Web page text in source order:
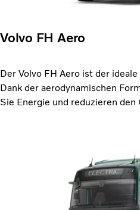
Volvo FH Aero
Der Volvo FH Aero ist der
Dank der aerodynamischen
Sie Energie und reduzieren den